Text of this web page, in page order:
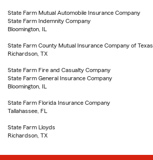
State Farm Mutual Automobile Insurance Company
State Farm Indemnity Company
Bloomington, IL
State Farm County Mutual Insurance Company of Texas
Richardson, TX
State Farm Fire and Casualty Company
State Farm General Insurance Company
Bloomington, IL
State Farm Florida Insurance Company
Tallahassee, FL
State Farm Lloyds
Richardson, TX